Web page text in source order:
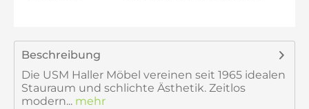
Beschreibung
Die USM Haller Möbel vereinen seit 1965 idealen
Stauraum und schlichte Ästhetik. Zeitlos
modern... mehr